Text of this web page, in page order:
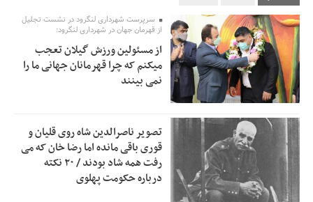
0:58
تسهیلات اشتغالزایی در اختیار نهادهای حمایتی باید براساس
اولویت‌های گیلان پرداخت شود
2:53
زمان جلسه سرنوشت‌ساز هیات رئیسه فدراسیون فوتبال با حضور
قلعه‌نویی مشخص شد
2:50
دفتر رهبر انقلاب: مطالب خارج از مراجع رسمی فاقد سندیت
2:46
بقائی: فضای مذاکرات فنی و سیاسی ایران و عمان درباره تنگه
هرمز، مثبت است
رئیس سازمان جهاد کشاورزی استان: کشاورزان گیلان نسبت به
دریافت یارانه کود اقدام کنند
سرپرست شهرداری لنگرود در نشست تجلیل
از قهرمان جهان در شهرداری لنگرود:
از مسئولین ورزش گیلان تعجب
میکنم که چرا قهرمانان جهانی ما را
نمی بینند
تصویر ناصرالدین شاه روی قلیان و
قوری باقی مانده اما رضا خان که می
رفت همه شاد بودند / ۲۰ نکته
درباره حکومت پهلوی